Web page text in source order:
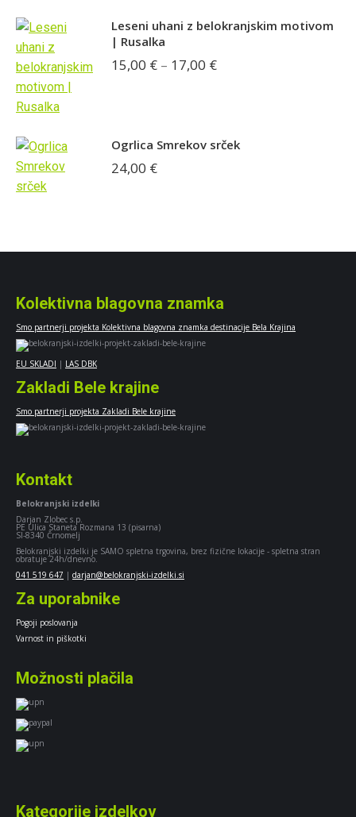
Leseni uhani z belokranjskim motivom
| Rusalka
15,00 € – 17,00 €Cenovni
17,00 €
Ogrlica Smrekov srček
24,00 €
Kolektivna blagovna znamka
Smo partnerji projekta Kolektivna blagovna znamka destinacije Bela Krajina
EU SKLADI | LAS DBK
Zakladi Bele krajine
Smo partnerji projekta Zakladi Bele krajine
Kontakt
Belokranjski izdelki
Darjan Zlobec s.p.
PE Ulica Staneta Rozmana 13 (pisarna)
SI-8340 Črnomelj
Belokranjski izdelki je SAMO spletna trgovina, brez fizične lokacije - spletna stran
obratuje 24h/dnevno.
041 519 647 | darjan@belokranjski-izdelki.si
Za uporabnike
Pogoji poslovanja
Varnost in piškotki
Možnosti plačila
Kategorije izdelkov